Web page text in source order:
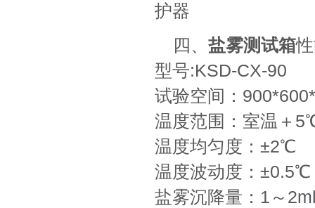
护器
四、 盐雾测试箱
型号:KSD-CX-90
试验空间：
温度范围：室温＋
温度均匀度：±2℃
温度波动度：±0.5℃
盐雾沉降量：1～